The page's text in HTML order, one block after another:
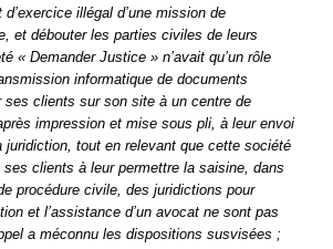
illégal d’une mission de
et débouter les parties civiles de leurs
« Demander Justice » n’avait qu’un rôle
informatique de documents
ses clients sur son site à un centre de
impression et mise sous pli, à leur envoi
juridiction, tout en relevant que cette société
ses clients à leur permettre la saisine, dans
procédure civile, des juridictions pour
et l’assistance d’un avocat ne sont pas
a méconnu les dispositions susvisées ;